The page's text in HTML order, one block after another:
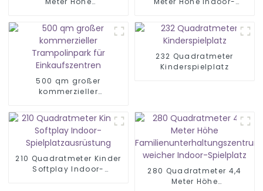
Spielzentrum
500 qm großer
kommerzieller
Einkaufszentren
232 Quadratmeter
Kinderspielplatz
210 Quadratmeter Kinder
Softplay Indoor-
280 Quadratmeter 4,4
Meter Höhe